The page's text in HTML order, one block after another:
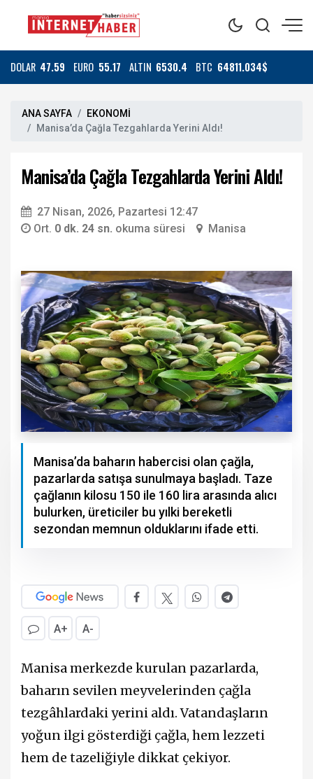
DOLAR 47.59 EURO 55.17 ALTIN 6530.4 BTC 64811.034$
ANA SAYFA
EKONOMİ
Manisa’da Çağla Tezgahlarda Yerini Aldı!
Manisa’da Çağla Tezgahlarda Yerini Aldı!
27 Nisan, 2026, Pazartesi 12:47
Ort. 0 dk. 24 sn. okuma süresi Manisa
Manisa’da baharın habercisi olan çağla,
pazarlarda satışa sunulmaya başladı. Taze
çağlanın kilosu 150 ile 160 lira arasında alıcı
bulurken, üreticiler bu yılki bereketli
sezondan memnun olduklarını ifade etti.
A+ A-
Manisa merkezde kurulan pazarlarda,
baharın sevilen meyvelerinden çağla
tezgâhlardaki yerini aldı. Vatandaşların
yoğun ilgi gösterdiği çağla, hem lezzeti
hem de tazeliğiyle dikkat çekiyor.